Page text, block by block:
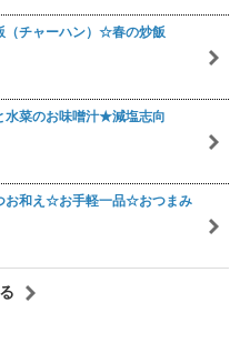
（チャーハン）☆春の炒飯
水菜のお味噌汁★減塩志向
お和え☆お手軽一品☆おつまみ